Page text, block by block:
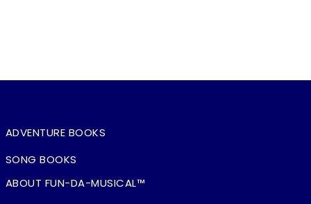
ADVENTURE BOOKS
SONG BOOKS
ABOUT FUN-DA-MUSICAL™